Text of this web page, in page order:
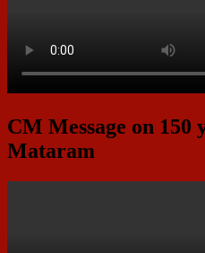
CM Message on 150
Mataram